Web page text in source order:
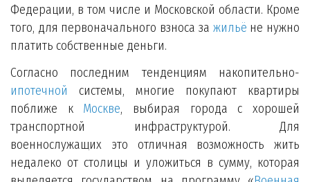
Федерации, в том числе и Московской области. Кроме
того, для первоначального взноса за жильё не нужно
платить собственные деньги.
Согласно последним тенденциям накопительно-
ипотечной системы, многие покупают квартиры
поближе к Москве, выбирая города с хорошей
транспортной инфраструктурой. Для
военнослужащих это отличная возможность жить
недалеко от столицы и уложиться в сумму, которая